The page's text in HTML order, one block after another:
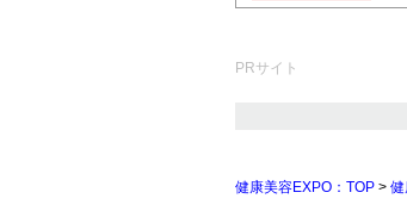
PRサイト
健康美容EXPO：TOP >